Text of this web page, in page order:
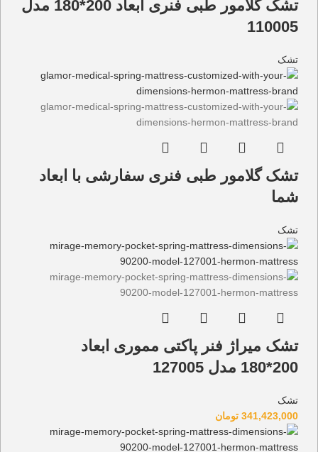
تشک گلامور طبی فنری ابعاد 200*180 مدل
110005
تشک
تشک گلامور طبی فنری سفارشی با ابعاد
شما
تشک
تشک میراژ فنر پاکتی مموری ابعاد
200*180 مدل 127005
تشک
341,423,000 تومان